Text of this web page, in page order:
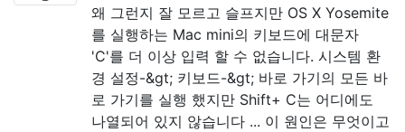
왜 그런지 잘 모르고 슬프지만 OS X Yosemite
를 실행하는 Mac mini의 키보드에 대문자
'C'를 더 이상 입력 할 수 없습니다. 시스템 환
경 설정-&gt; 키보드-&gt; 바로 가기의 모든 바
로 가기를 실행 했지만 Shift+ C는 어디에도
나열되어 있지 않습니다 ... 이 원인은 무엇이고